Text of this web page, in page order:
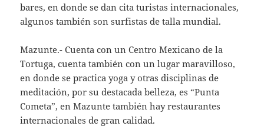
bares, en donde se dan cita turistas internacionales,
algunos también son surfistas de talla mundial.
Mazunte.- Cuenta con un Centro Mexicano de la
Tortuga, cuenta también con un lugar maravilloso,
en donde se practica yoga y otras disciplinas de
meditación, por su destacada belleza, es “Punta
Cometa”, en Mazunte también hay restaurantes
internacionales de gran calidad.